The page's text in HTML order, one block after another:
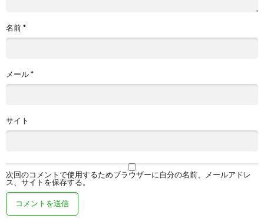
名前*
メール*
サイト
次回のコメントで使用するためブラウザーに自分の名前、メールアドレ
ス、サイトを保存する。